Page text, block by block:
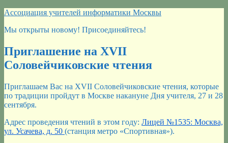
Перейти
содержимому
Ассоциация учителей информатики Москвы
Мы открыты новому! Присоединяйтесь!
Приглашение на XVII
Соловейчиковские чтения
Приглашаем Вас на XVII Соловейчиковские чтения, которые
по традиции пройдут в Москве накануне Дня учителя, 27 и 28
сентября.
Адрес проведения чтений в этом году: Лицей №1535: Москва,
ул. Усачева, д. 50 (станция метро «Спортивная»).